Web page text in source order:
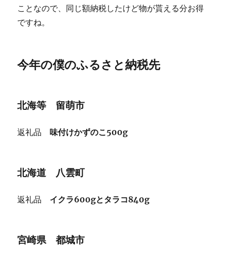
ことなので、同じ額納税したけど物が貰える分お得
ですね。
今年の僕のふるさと納税先
北海等 留萌市
返礼品味付けかずのこ500g
北海道 八雲町
返礼品 イクラ600gとタラコ840g
宮崎県 都城市